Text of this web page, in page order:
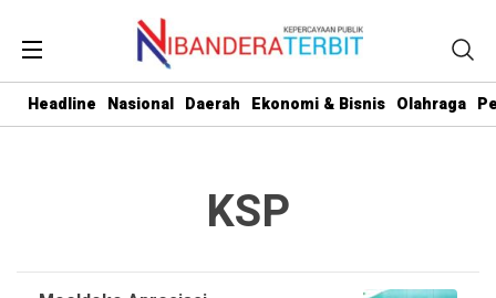
Headline Nasional Daerah Ekonomi & Bisnis Olahraga
KSP